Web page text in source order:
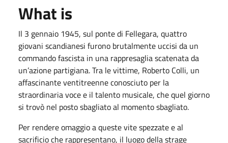
What is
Il 3 gennaio 1945, sul ponte di Fellegara, quattro
giovani scandianesi furono brutalmente uccisi da un
commando fascista in una rappresaglia scatenata da
un’azione partigiana. Tra le vittime, Roberto Colli, un
affascinante ventitreenne conosciuto per la
straordinaria voce e il talento musicale, che quel giorno
si trovò nel posto sbagliato al momento sbagliato.
Per rendere omaggio a queste vite spezzate e al
sacrificio che rappresentano, il luogo della strage